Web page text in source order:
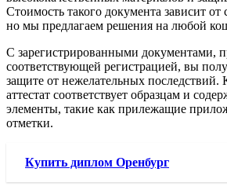
Стоимость такого документа зависит от
но мы предлагаем решения на любой
С зарегистрированными документами,
соответствующей регистрацией, вы
защите от нежелательных
аттестат соответствует образцам и
элементы, такие как прилежащие
отметки.
Купить диплом Оренбург